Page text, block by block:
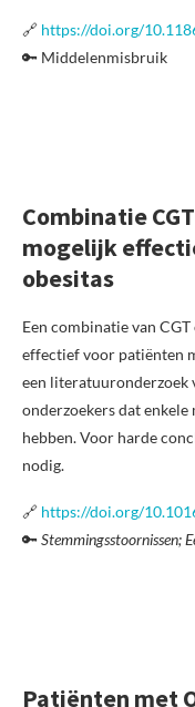
🔗 https://doi.org/
🔑 Middelenmisbruik
Combinatie
mogelijk
obesitas
Een combinatie van
effectief voor patiënten
een literatuuronderzoek
onderzoekers dat
hebben. Voor harde
nodig.
🔗 https://doi.org/
🔑Stemmingsstoornissen;
Patiënten met